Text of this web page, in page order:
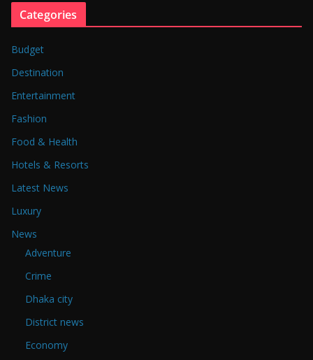
Categories
Budget
Destination
Entertainment
Fashion
Food & Health
Hotels & Resorts
Latest News
Luxury
News
Adventure
Crime
Dhaka city
District news
Economy